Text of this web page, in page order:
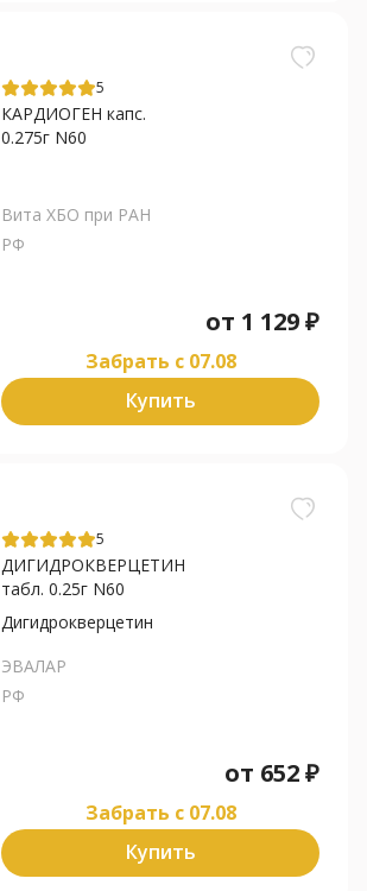
5
КАРДИОГЕН капс.
0.275г N60
Вита ХБО при РАН
РФ
от 1 129₽
Забрать c 07.08
Купить
5
ДИГИДРОКВЕРЦЕТИН
табл. 0.25г N60
Дигидрокверцетин
ЭВАЛАР
РФ
от 652₽
Забрать c 07.08
Купить